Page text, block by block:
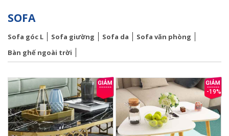
SOFA
Sofa góc L Sofa giường Sofa da
Sofa văn phòng
Bàn ghế ngoài trời
-19%